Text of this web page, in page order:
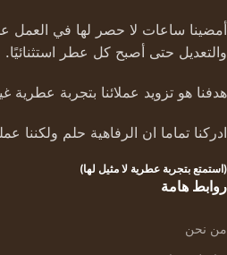
أمضينا ساعات لا حصر لها في العمل على
والتعديل حتى أصبح كل عطر استثنائيًا.
هدفنا هو تزويد عملائنا بتجربة عطرية
ادركنا تماما ان الرفاهية حلم ولكننا
(استمتع بتجربة عطرية لا مثيل لها)
روابط هامة
من نحن